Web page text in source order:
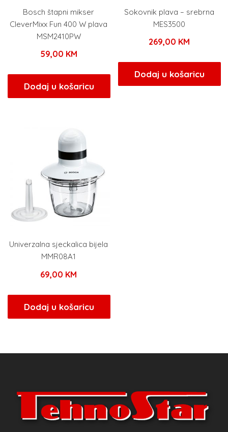
Bosch štapni mikser
CleverMixx Fun 400 W plava
MSM2410PW
59,00 KM
Dodaj u košaricu
Sokovnik plava – srebrna
MES3500
269,00 KM
Dodaj u košaricu
Univerzalna sjeckalica bijela
MMR08A1
69,00 KM
Dodaj u košaricu